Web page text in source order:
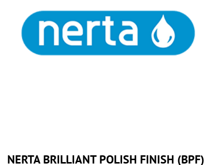
NERTA BRILLIANT POLISH FINISH (BPF)